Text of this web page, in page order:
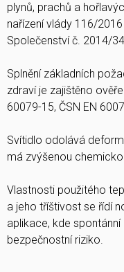
plynů, prachů a
nařízení vlády 116/
Společenství č. 2014/
Splnění základních
zdraví je zajištěno
60079-15, ČSN EN
Svítidlo odolává
má zvýšenou
Vlastnosti použitého
a jeho tříštivost se řídí
aplikace, kde
bezpečnostní riziko.